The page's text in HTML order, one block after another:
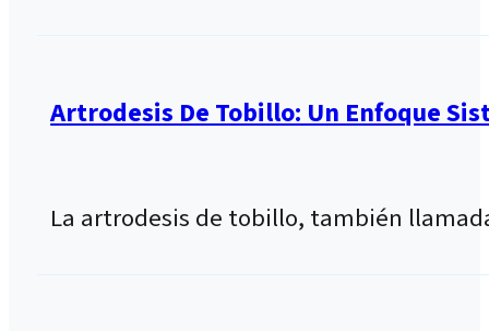
Artrodesis De Tobillo: Un Enfoque
La artrodesis de tobillo, también